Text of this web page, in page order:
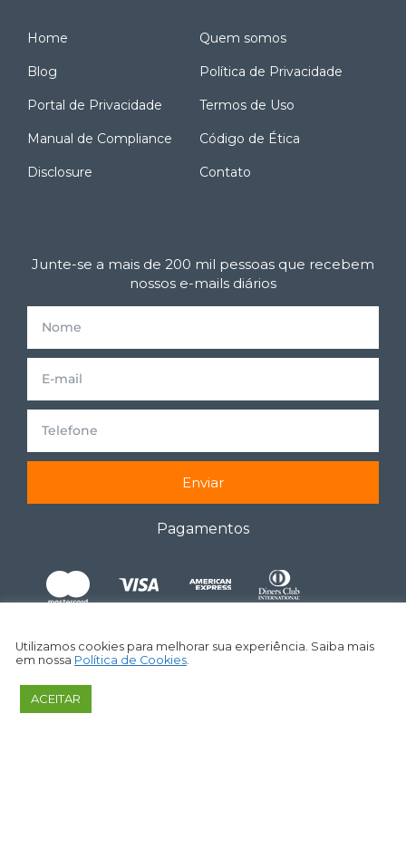
Home Quem somos
Blog Política de Privacidade
Portal de Privacidade Termos de Uso
Manual de Compliance Código de Ética
Disclosure Contato
Junte-se a mais de 200 mil pessoas que recebem
nossos e-mails diários
Enviar
Pagamentos
Utilizamos cookies para melhorar sua experiência. Saiba mais
em nossa Política de Cookies
ACEITAR